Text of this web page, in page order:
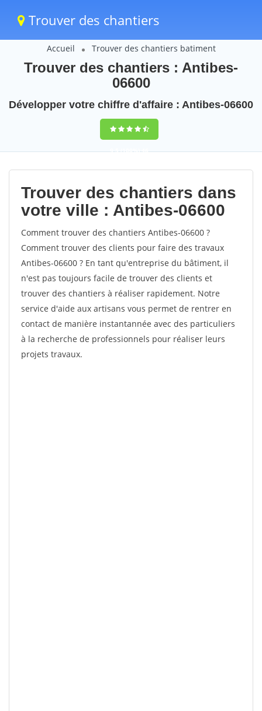
Trouver des chantiers
Accueil Trouver des chantiers batiment
Trouver des chantiers : Antibes-
06600
Développer votre chiffre d'affaire : Antibes-06600
9,5(100%)46
votes
Trouver des chantiers dans
votre ville : Antibes-06600
Comment trouver des chantiers Antibes-06600 ?
Comment trouver des clients pour faire des travaux
Antibes-06600 ? En tant qu'entreprise du bâtiment, il
n'est pas toujours facile de trouver des clients et
trouver des chantiers à réaliser rapidement. Notre
service d'aide aux artisans vous permet de rentrer en
contact de manière instantannée avec des particuliers
à la recherche de professionnels pour réaliser leurs
projets travaux.